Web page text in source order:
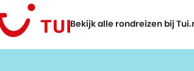
Bekijk alle rondreizen bij